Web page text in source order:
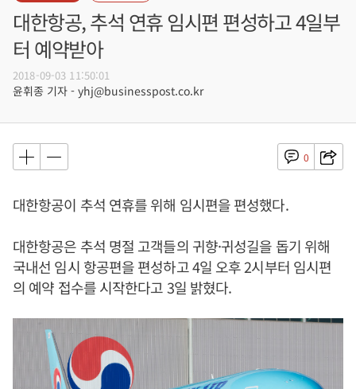
대한항공, 추석 연휴 임시편 편성하고 4일부
터 예약받아
2018-09-03 11:50:01
윤휘종 기자 - yhj@businesspost.co.kr
0
대한항공이 추석 연휴를 위해 임시편을 편성했다.
대한항공은 추석 명절 고객들의 귀향·귀성길을 돕기 위해
국내선 임시 항공편을 편성하고 4일 오후 2시부터 임시편
의 예약 접수를 시작한다고 3일 밝혔다.